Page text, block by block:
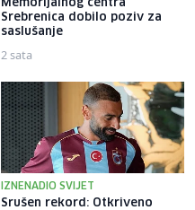
Memorijalnog centra
Srebrenica dobilo poziv za
saslušanje
2 sata
IZNENADIO SVIJET
Srušen rekord: Otkriveno